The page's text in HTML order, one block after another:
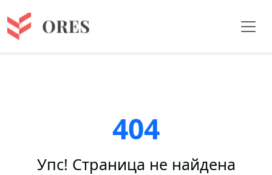
404
Упс! Страница не найдена